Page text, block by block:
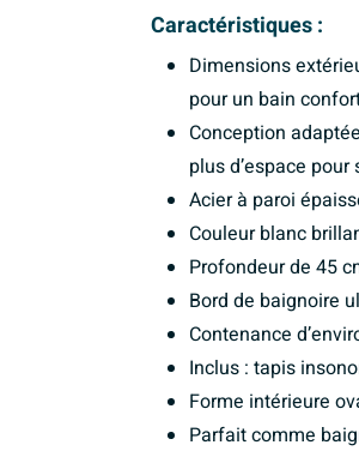
Caractéristiques :
Dimensions
pour un bain
Conception
plus d’espace pour
Acier à paroi
Couleur blanc
Profondeur de 45
Bord de baignoire
Contenance
Inclus : tapis
Forme intérieure
Parfait comme